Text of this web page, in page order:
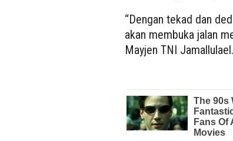
“Dengan tekad dan
akan membuka jalan
Mayjen TNI Jamallulael.